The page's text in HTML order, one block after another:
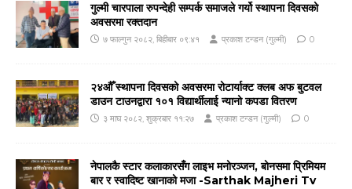
गुल्मी चारपाला रुपन्देही सम्पर्क समाजले गर्यो स्थापना दिवसको
अवसरमा रक्तदान
७ फाल्गुन २०८२, बिहीबार ०९:४१ प्रकाश टन्डन (गुल्मी) 0
२४औँ स्थापना दिवसको अवसरमा रोटार्याक्ट क्लब अफ बुटवल
डाउन टाउनद्वारा १०१ विद्यार्थीलाई न्यानो कपडा वितरण
३ माघ २०८२, शुक्रबार ११:२७ प्रकाश टन्डन (गुल्मी) 0
नेपालकै स्टार कलाकारसँग लाइभ मनोरञ्जन, बोनसमा प्रिमियम
बार र स्वादिष्ट खानाको मजा -Sarthak Majheri Tv